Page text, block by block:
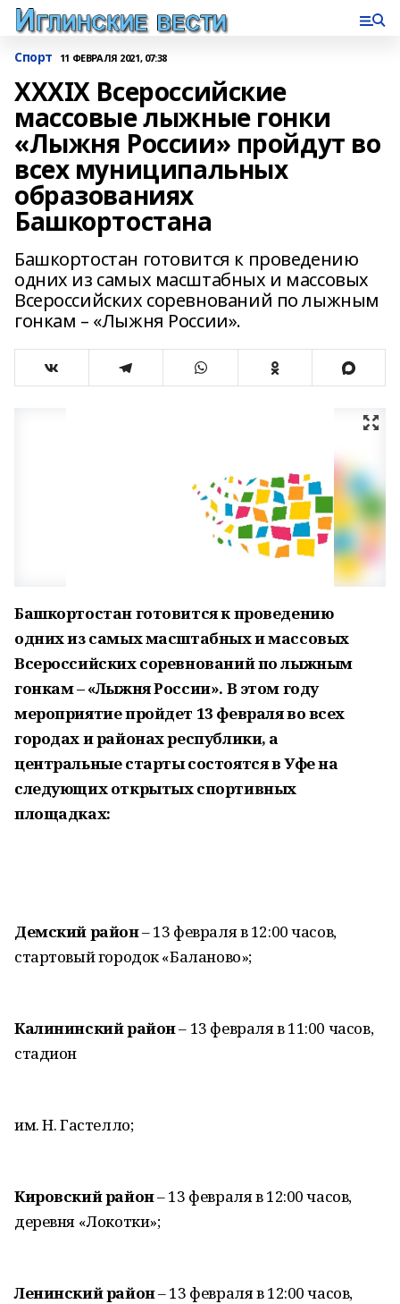
Спорт 11 ФЕВРАЛЯ 2021, 07:38
XXXIХ Всероссийские
массовые лыжные гонки
«Лыжня России» пройдут во
всех муниципальных
образованиях
Башкортостана
Башкортостан готовится к проведению
одних из самых масштабных и массовых
Всероссийских соревнований по лыжным
гонкам – «Лыжня России».
Башкортостан готовится к проведению
одних из самых масштабных и массовых
Всероссийских соревнований по лыжным
гонкам – «Лыжня России». В этом году
мероприятие пройдет 13 февраля во всех
городах и районах республики, а
центральные старты состоятся в Уфе на
следующих открытых спортивных
площадках:
Демский район– 13 февраля в 12:00 часов,
стартовый городок «Баланово»;
Калининский район– 13 февраля в 11:00 часов,
стадион
им. Н. Гастелло;
Кировский район– 13 февраля в 12:00 часов,
деревня «Локотки»;
Ленинский район– 13 февраля в 12:00 часов,